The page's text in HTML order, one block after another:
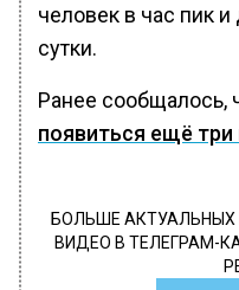
человек в час пик
сутки.
Ранее сообщалось,
появиться ещё
БОЛЬШЕ
ВИДЕО В ТЕЛЕГРАМ-